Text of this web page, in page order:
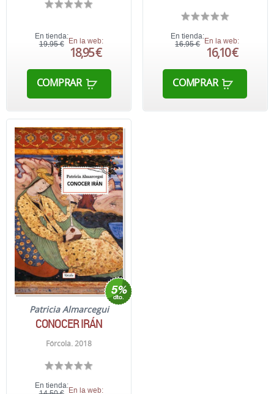
En tienda:
19,95 € En la web:
18,95 €
COMPRAR
En tienda:
16,95 € En la web:
16,10 €
COMPRAR
Patricia Almarcegui
CONOCER IRÁN
Fórcola. 2018
En tienda:
En la web: